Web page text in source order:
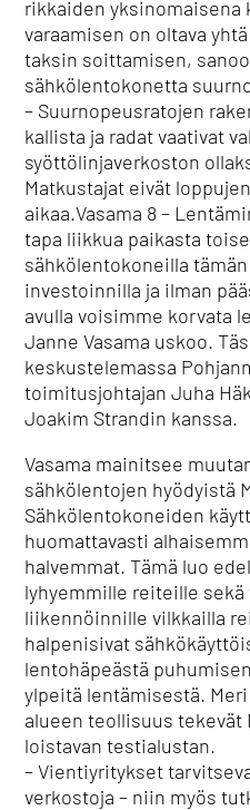
rikkaiden yksinomaisena
varaamisen on oltava
taksin soittamisen,
sähkölentokonetta
– Suurnopeusratojen
kallista ja radat vaativat
syöttölinjaverkoston
Matkustajat eivät
aikaa.Vasama 8 –
tapa liikkua paikasta
sähkölentokoneilla
investoinnilla ja ilman
avulla voisimme korvata
Janne Vasama uskoo.
keskustelemassa
toimitusjohtajan Juha
Joakim Strandin kanssa.
Vasama mainitsee
sähkölentojen hyödyistä
Sähkölentokoneiden
huomattavasti
halvemmat. Tämä luo
lyhyemmille reiteille
liikennöinnille vilkkailla
halpenisivat
lentohäpeästä
ylpeitä lentämisestä.
alueen teollisuus tekevät
loistavan testialustan.
– Vientiyritykset
verkostoja – niin myös